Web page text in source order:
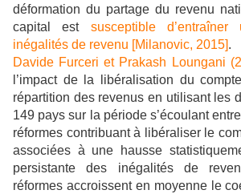
déformation du partage du revenu
capital estsusceptible d’entraîner
inégalités de revenu [Milanovic, 2015].
Davide Furceri et Prakash Loungani
l’impact de la libéralisation du
répartition des revenus en utilisant les
149 pays sur la période s’écoulant
réformes contribuant à libéraliser le
associées à une hausse
persistante des inégalités de
réformes accroissent en moyenne le